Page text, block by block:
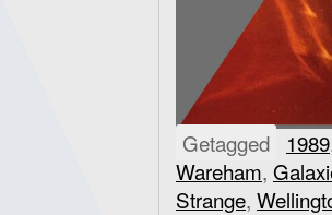
Getagged 1989
Wareham,
Strange,